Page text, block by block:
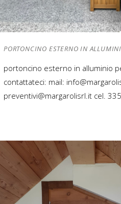
PORTONCINO ESTERNO IN
portoncino esterno in alluminio
contattateci: mail:
preventivi@margarolisrl.it cel.